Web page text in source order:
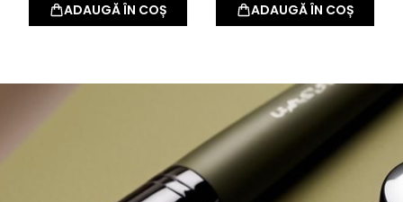
ADAUGĂ ÎN COȘ ADAUGĂ ÎN COȘ